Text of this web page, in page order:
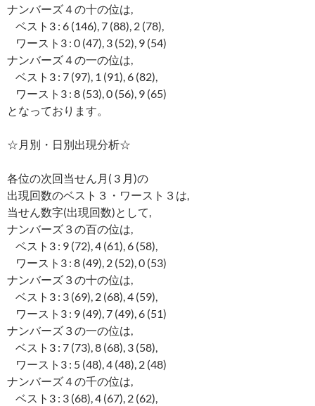
ナンバーズ４の十の位は,
ベスト3 : 6 (146), 7 (88), 2 (78),
ワースト3 : 0 (47), 3 (52), 9 (54)
ナンバーズ４の一の位は,
ベスト3 : 7 (97), 1 (91), 6 (82),
ワースト3 : 8 (53), 0 (56), 9 (65)
となっております。
☆月別・日別出現分析☆
各位の次回当せん月( 3 月)の
出現回数のベスト３・ワースト３は,
当せん数字(出現回数)として,
ナンバーズ３の百の位は,
ベスト3 : 9 (72), 4 (61), 6 (58),
ワースト3 : 8 (49), 2 (52), 0 (53)
ナンバーズ３の十の位は,
ベスト3 : 3 (69), 2 (68), 4 (59),
ワースト3 : 9 (49), 7 (49), 6 (51)
ナンバーズ３の一の位は,
ベスト3 : 7 (73), 8 (68), 3 (58),
ワースト3 : 5 (48), 4 (48), 2 (48)
ナンバーズ４の千の位は,
ベスト3 : 3 (68), 4 (67), 2 (62),